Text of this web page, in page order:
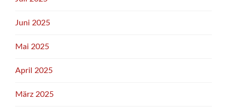
Juni 2025
Mai 2025
April 2025
März 2025